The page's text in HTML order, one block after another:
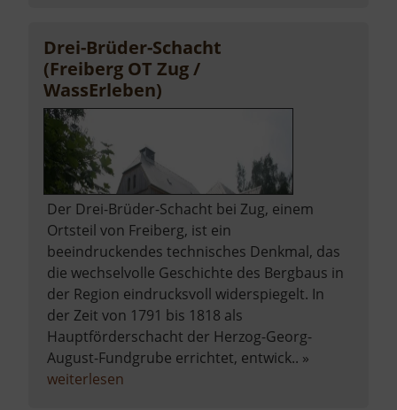
Drei-Brüder-Schacht
(Freiberg OT Zug /
WassErleben)
Der Drei-Brüder-Schacht bei Zug, einem
Ortsteil von Freiberg, ist ein
beeindruckendes technisches Denkmal, das
die wechselvolle Geschichte des Bergbaus in
der Region eindrucksvoll widerspiegelt. In
der Zeit von 1791 bis 1818 als
Hauptförderschacht der Herzog-Georg-
August-Fundgrube errichtet, entwick.. »
weiterlesen